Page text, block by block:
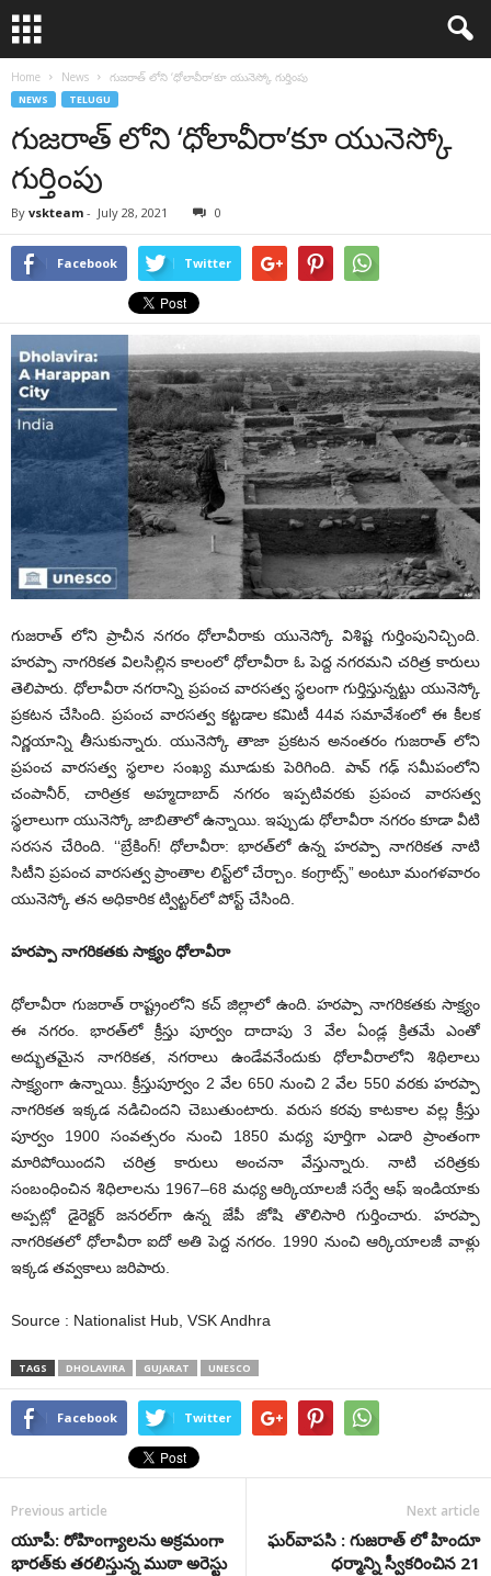
Home News గుజరాత్ లోని ‘ధోలావీరా’కూ యునెస్కో గుర్తింపు
NEWS TELUGU
గుజరాత్ లోని ‘ధోలావీరా’కూ యునెస్కో
గుర్తింపు
By vskteam - July 28, 2021 0
Facebook Twitter
గుజరాత్ లోని ప్రాచీన నగరం ధోలావీరాకు యునెస్కో విశిష్ట గుర్తింపునిచ్చింది.
హరప్పా నాగరికత విలసిల్లిన కాలంలో ధోలావీరా ఓ పెద్ద నగరమని చరిత్ర కారులు
తెలిపారు. ధోలావీరా నగరాన్ని ప్రపంచ వారసత్వ స్థలంగా గుర్తిస్తున్నట్టు యునెస్కో
ప్రకటన చేసింది. ప్రపంచ వారసత్వ కట్టడాల కమిటీ 44వ సమావేశంలో ఈ కీలక
నిర్ణయాన్ని తీసుకున్నారు. యునెస్కో తాజా ప్రకటన అనంతరం గుజరాత్ లోని
ప్రపంచ వారసత్వ స్థలాల సంఖ్య మూడుకు పెరిగింది. పావ్ గఢ్ సమీపంలోని
చంపానీర్, చారిత్రక అహ్మదాబాద్ నగరం ఇప్పటివరకు ప్రపంచ వారసత్వ
స్థలాలుగా యునెస్కో జాబితాలో ఉన్నాయి. ఇప్పుడు ధోలావీరా నగరం కూడా వీటి
సరసన చేరింది. ‘‘బ్రేకింగ్! ధోలావీరా: భారత్‌లో ఉన్న హరప్పా నాగరికత నాటి
సిటీని ప్రపంచ వారసత్వ ప్రాంతాల లిస్ట్‌లో చేర్చాం. కంగ్రాట్స్” అంటూ మంగళవారం
యునెస్కో తన అధికారిక ట్విట్టర్‌‌లో పోస్ట్ చేసింది.
హరప్పా నాగరికతకు సాక్ష్యం ధోలావీరా
ధోలావీరా గుజరాత్ రాష్ట్రంలోని కచ్‌ జిల్లాలో ఉంది. హరప్పా నాగరికతకు సాక్ష్యం
ఈ నగరం. భారత్‌లో క్రీస్తు పూర్వం దాదాపు 3 వేల ఏండ్ల క్రితమే ఎంతో
అద్భుతమైన నాగరికత, నగరాలు ఉండేవనేందుకు ధోలావీరాలోని శిథిలాలు
సాక్ష్యంగా ఉన్నాయి. క్రీస్తుపూర్వం 2 వేల 650 నుంచి 2 వేల 550 వరకు హరప్పా
నాగరికత ఇక్కడ నడిచిందని చెబుతుంటారు. వరుస కరవు కాటకాల వల్ల క్రీస్తు
పూర్వం 1900 సంవత్సరం నుంచి 1850 మధ్య పూర్తిగా ఎడారి ప్రాంతంగా
మారిపోయిందని చరిత్ర కారులు అంచనా వేస్తున్నారు. నాటి చరిత్రకు
సంబంధించిన శిధిలాలను 1967–68 మధ్య ఆర్కియాలజీ సర్వే ఆఫ్ ఇండియాకు
అప్పట్లో డైరెక్టర్ జనరల్‌గా ఉన్న జేపీ జోషి తొలిసారి గుర్తించారు. హరప్పా
నాగరికతలో ధోలావీరా ఐదో అతి పెద్ద నగరం. 1990 నుంచి ఆర్కియాలజీ వాళ్లు
ఇక్కడ తవ్వకాలు జరిపారు.
Source : Nationalist Hub, VSK Andhra
TAGS DHOLAVIRA GUJARAT UNESCO
Facebook Twitter
Previous article
యూపీ: రోహింగ్యాల‌ను అక్ర‌మంగా
భార‌త్‌కు త‌ర‌లిస్తున్న ముఠా అరెస్టు
Next article
ఘ‌ర్‌వాప‌సి : గుజ‌రాత్ లో హిందూ
ధ‌ర్మాన్ని స్వీక‌రించిన 21